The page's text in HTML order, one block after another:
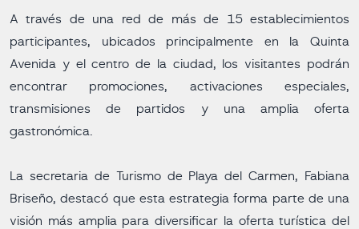
A través de una red de más de 15 establecimientos
participantes, ubicados principalmente en la Quinta
Avenida y el centro de la ciudad, los visitantes podrán
encontrar promociones, activaciones especiales,
transmisiones de partidos y una amplia oferta
gastronómica.
La secretaria de Turismo de Playa del Carmen, Fabiana
Briseño, destacó que esta estrategia forma parte de una
visión más amplia para diversificar la oferta turística del